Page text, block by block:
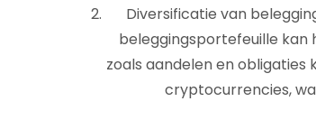
Diversificatie van
beleggingsportefeuille kan
zoals aandelen en
cryptocurrencies,